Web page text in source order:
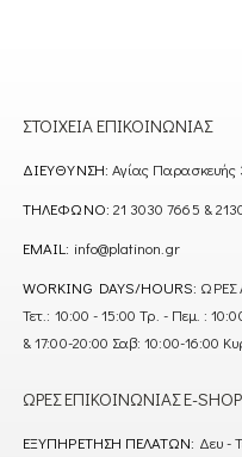
ΣΤΟΙΧΕΊΑ ΕΠΙΚΟΙΝΩΝΊΑΣ
ΔΙΕΎΘΥΝΣΗ: Αγίας Παρασκευής
ΤΗΛΈΦΩΝΟ: 21 3030 7665 &
EMAIL: info@platinon.gr
WORKING DAYS/HOURS: ΩΡΕΣ
Τετ.: 10:00 - 15:00 Τρ. - Πεμ. :
& 17:00-20:00 Σαβ: 10:00-16:00
ΏΡΕΣ ΕΠΙΚΟΙΝΩΝΊΑΣ E-SHOP
ΕΞΥΠΗΡΈΤΗΣΗ ΠΕΛΑΤΏΝ: Δευ -